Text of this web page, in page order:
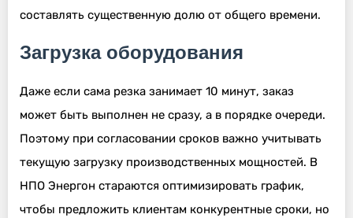
составлять существенную долю от общего времени.
Загрузка оборудования
Даже если сама резка занимает 10 минут, заказ
может быть выполнен не сразу, а в порядке очереди.
Поэтому при согласовании сроков важно учитывать
текущую загрузку производственных мощностей. В
НПО Энергон стараются оптимизировать график,
чтобы предложить клиентам конкурентные сроки, но